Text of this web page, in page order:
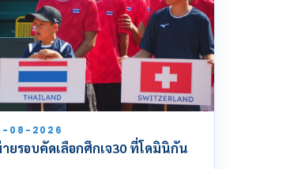
08-2026
ยรอบคัดเลือกศึกเจ30 ที่โดมินิกัน